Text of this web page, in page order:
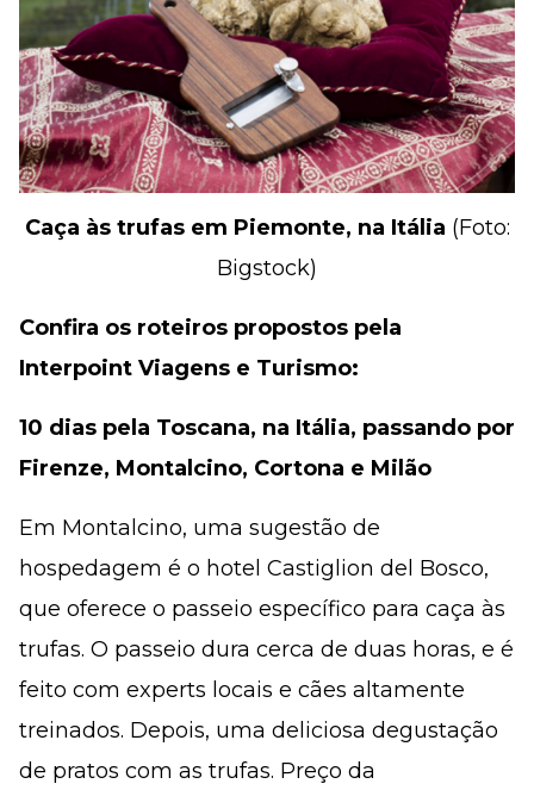
Caça às trufas em Piemonte, na Itália (Foto:
Bigstock)
Confira os roteiros propostos pela
Interpoint Viagens e Turismo:
10 dias pela Toscana, na Itália, passando por
Firenze, Montalcino, Cortona e Milão
Em Montalcino, uma sugestão de
hospedagem é o hotel Castiglion del Bosco,
que oferece o passeio específico para caça às
trufas. O passeio dura cerca de duas horas, e é
feito com experts locais e cães altamente
treinados. Depois, uma deliciosa degustação
de pratos com as trufas. Preço da